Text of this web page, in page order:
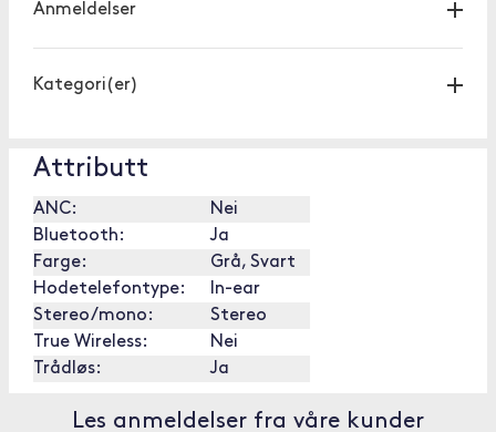
Anmeldelser
Kategori(er)
Attributt
ANC:
Nei
Bluetooth:
Ja
Farge:
Grå, Svart
Hodetelefontype:
In-ear
Stereo/mono:
Stereo
True Wireless:
Nei
Trådløs:
Ja
Les anmeldelser fra våre kunder